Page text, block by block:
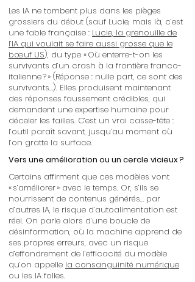
Les IA ne tombent plus dans les pièges
grossiers du début (sauf Lucie, mais là, c’est
une fable française : Lucie, la grenouille de
l’IA qui voulait se faire aussi grosse que le
bœuf US), du type « Où enterre-t-on les
survivants d’un crash à la frontière franco-
italienne ? » (Réponse : nulle part, ce sont des
survivants…). Elles produisent maintenant
des réponses faussement crédibles, qui
demandent une expertise humaine pour
déceler les failles. C’est un vrai casse-tête :
l’outil paraît savant, jusqu’au moment où
l’on gratte la surface.
Vers une amélioration ou un cercle vicieux ?
Certains affirment que ces modèles vont
« s’améliorer » avec le temps. Or, s’ils se
nourrissent de contenus générés… par
d’autres IA, le risque d’autoalimentation est
réel. On parle alors d’une boucle de
désinformation, où la machine apprend de
ses propres erreurs, avec un risque
d’effondrement de l’efficacité du modèle
qu’on appelle la consanguinité numérique
ou les IA folles.